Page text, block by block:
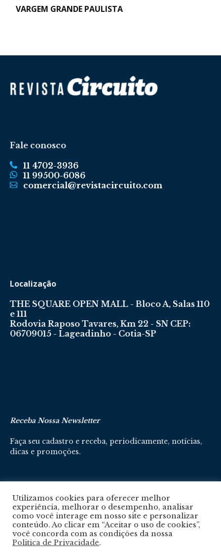
VARGEM GRANDE PAULISTA
Fale conosco
11 4702-3936
11 99500-6086
comercial@revistacircuito.com
Localização
THE SQUARE OPEN MALL - Bloco A, Salas 110
e 111
Rodovia Raposo Tavares, Km 22 - SN CEP:
06709015 - Lageadinho - Cotia-SP
Receba Nossa Newsletter
Faça seu cadastro e receba, periodicamente, notícias,
dicas e promoções.
Cadastre-se aqui
Política De Privacidade
Utilizamos cookies para oferecer melhor
experiência, melhorar o desempenho, analisar
como você interage em nosso site e personalizar
conteúdo. Ao clicar em “Aceitar o uso de cookies”,
você concorda com as condições da nossa
Politica de Privacidade.